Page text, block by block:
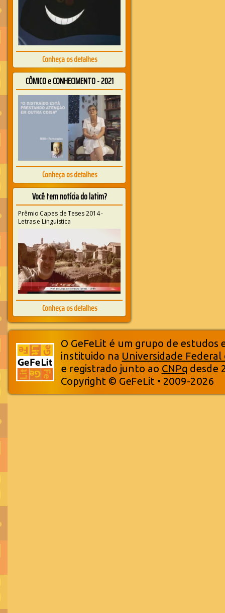
Conheça os detalhes
CÔMICO e CONHECIMENTO - 2021
Conheça os detalhes
Você tem notícia do latim?
Prêmio Capes de Teses 2014 -
Letras e Linguística
Conheça os detalhes
O GeFeLit é um grupo de estudos
instituido na Universidade Federal
e registrado junto ao CNPq desde
Copyright © GeFeLit • 2009-2026